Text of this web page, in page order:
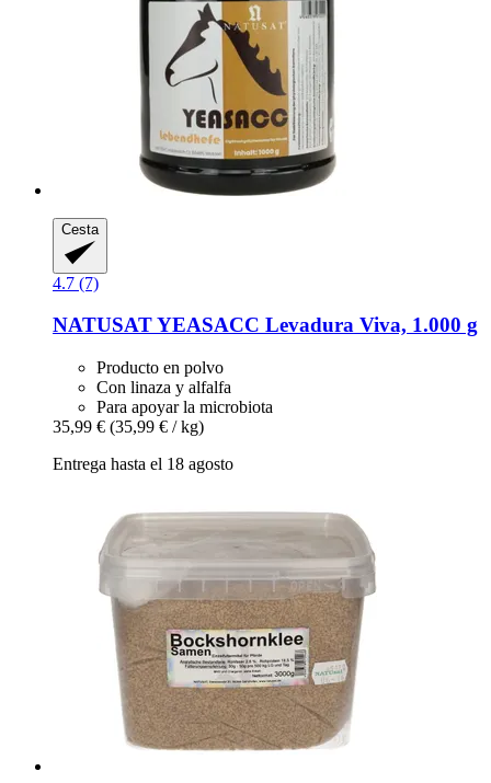
Cesta
4.7 (7)
NATUSATYEASACC Levadura Viva, 1.000 g
Producto en polvo
Con linaza y alfalfa
Para apoyar la microbiota
35,99 € (35,99 € / kg)
Entrega hasta el 18 agosto